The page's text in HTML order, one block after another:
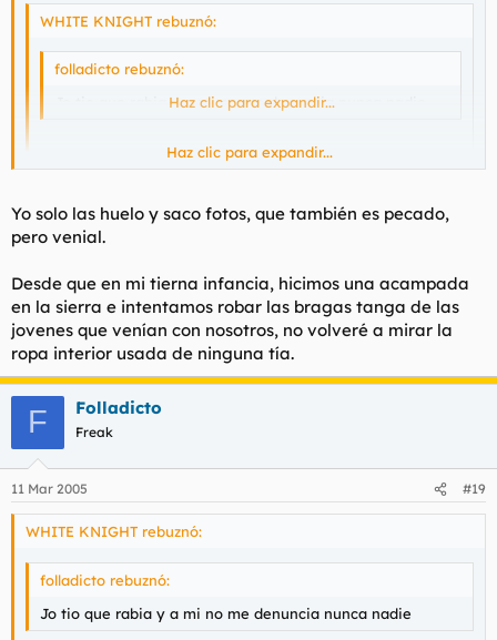
WHITE KNIGHT rebuznó:
folladicto rebuznó:
Jo tio que rabia y a mi no me denuncia nunca nadie
Haz clic para expandir...
Es que por robar bragas de los tendederos, como mucho te
Ya te ha pasado, eh? Hablas con conocimiento de causa,
Haz clic para expandir...
Yo solo las huelo y saco fotos, que también es pecado,
pero venial.
Desde que en mi tierna infancia, hicimos una acampada
en la sierra e intentamos robar las bragas tanga de las
jovenes que venían con nosotros, no volveré a mirar la
ropa interior usada de ninguna tía.
F Folladicto
Freak
11 Mar 2005 #19
WHITE KNIGHT rebuznó:
folladicto rebuznó:
Jo tio que rabia y a mi no me denuncia nunca nadie